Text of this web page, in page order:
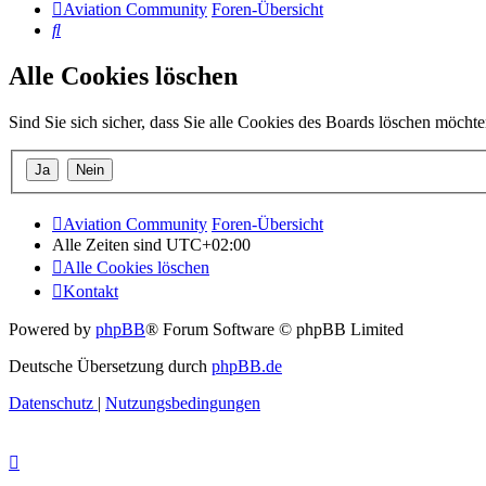
Aviation Community Foren-Übersicht
Suche
Alle Cookies löschen
Sind Sie sich sicher, dass Sie alle Cookies des Boards löschen
Aviation Community Foren-Übersicht
Alle Zeiten sind UTC+02:00
Alle Cookies löschen
Kontakt
Powered by phpBB® Forum Software © phpBB Limited
Deutsche Übersetzung durch phpBB.de
Datenschutz | Nutzungsbedingungen